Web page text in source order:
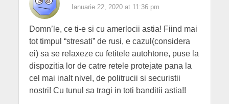
Ianuarie 22, 2020 at 11:36 pm
Domn’le, ce ti-e si cu amerlocii astia! Fiind mai
tot timpul “stresati” de rusi, e cazul(considera
ei) sa se relaxeze cu fetitele autohtone, puse la
dispozitia lor de catre retele protejate pana la
cel mai inalt nivel, de politrucii si securistii
nostri! Cu tunul sa tragi in toti banditii astia!!